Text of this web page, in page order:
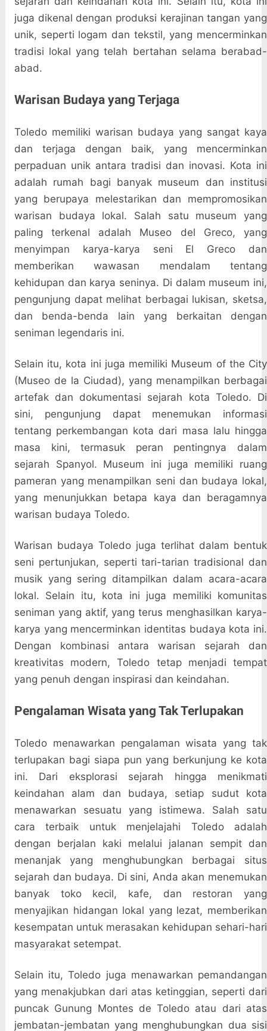
juga dikenal dengan produksi kerajinan tangan yang
unik, seperti logam dan tekstil, yang mencerminkan
tradisi lokal yang telah bertahan selama berabad-
abad.
Warisan Budaya yang Terjaga
Toledo memiliki warisan budaya yang sangat kaya
dan terjaga dengan baik, yang mencerminkan
perpaduan unik antara tradisi dan inovasi. Kota ini
adalah rumah bagi banyak museum dan institusi
yang berupaya melestarikan dan mempromosikan
warisan budaya lokal. Salah satu museum yang
paling terkenal adalah Museo del Greco, yang
menyimpan karya-karya seni El Greco dan
memberikan wawasan mendalam tentang
kehidupan dan karya seninya. Di dalam museum ini,
pengunjung dapat melihat berbagai lukisan, sketsa,
dan benda-benda lain yang berkaitan dengan
seniman legendaris ini.
Selain itu, kota ini juga memiliki Museum of the City
(Museo de la Ciudad), yang menampilkan berbagai
artefak dan dokumentasi sejarah kota Toledo. Di
sini, pengunjung dapat menemukan informasi
tentang perkembangan kota dari masa lalu hingga
masa kini, termasuk peran pentingnya dalam
sejarah Spanyol. Museum ini juga memiliki ruang
pameran yang menampilkan seni dan budaya lokal,
yang menunjukkan betapa kaya dan beragamnya
warisan budaya Toledo.
Warisan budaya Toledo juga terlihat dalam bentuk
seni pertunjukan, seperti tari-tarian tradisional dan
musik yang sering ditampilkan dalam acara-acara
lokal. Selain itu, kota ini juga memiliki komunitas
seniman yang aktif, yang terus menghasilkan karya-
karya yang mencerminkan identitas budaya kota ini.
Dengan kombinasi antara warisan sejarah dan
kreativitas modern, Toledo tetap menjadi tempat
yang penuh dengan inspirasi dan keindahan.
Pengalaman Wisata yang Tak Terlupakan
Toledo menawarkan pengalaman wisata yang tak
terlupakan bagi siapa pun yang berkunjung ke kota
ini. Dari eksplorasi sejarah hingga menikmati
keindahan alam dan budaya, setiap sudut kota
menawarkan sesuatu yang istimewa. Salah satu
cara terbaik untuk menjelajahi Toledo adalah
dengan berjalan kaki melalui jalanan sempit dan
menanjak yang menghubungkan berbagai situs
sejarah dan budaya. Di sini, Anda akan menemukan
banyak toko kecil, kafe, dan restoran yang
menyajikan hidangan lokal yang lezat, memberikan
kesempatan untuk merasakan kehidupan sehari-hari
masyarakat setempat.
Selain itu, Toledo juga menawarkan pemandangan
yang menakjubkan dari atas ketinggian, seperti dari
puncak Gunung Montes de Toledo atau dari atas
jembatan-jembatan yang menghubungkan dua sisi